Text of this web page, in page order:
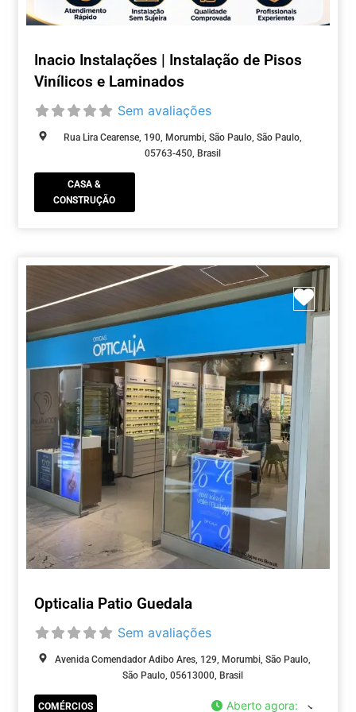
Inacio Instalações | Instalação de Pisos
Vinílicos e Laminados
Sem avaliações
Rua Lira Cearense, 190, Morumbi, São Paulo, São Paulo,
05763-450, Brasil
CASA &
CONSTRUÇÃO
Opticalia Patio Guedala
Sem avaliações
Avenida Comendador Adibo Ares, 129, Morumbi, São Paulo,
São Paulo, 05613000, Brasil
COMÉRCIOS Aberto agora: